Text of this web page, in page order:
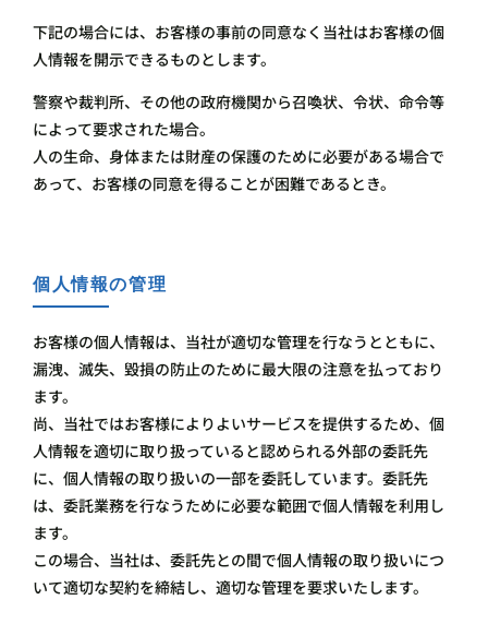
下記の場合には、お客様の事前の同意なく当社はお客様の個
人情報を開示できるものとします。
警察や裁判所、その他の政府機関から召喚状、令状、命令等
によって要求された場合。
人の生命、身体または財産の保護のために必要がある場合で
あって、お客様の同意を得ることが困難であるとき。
個人情報の管理
お客様の個人情報は、当社が適切な管理を行なうとともに、
漏洩、滅失、毀損の防止のために最大限の注意を払っており
ます。
尚、当社ではお客様によりよいサービスを提供するため、個
人情報を適切に取り扱っていると認められる外部の委託先
に、個人情報の取り扱いの一部を委託しています。委託先
は、委託業務を行なうために必要な範囲で個人情報を利用し
ます。
この場合、当社は、委託先との間で個人情報の取り扱いにつ
いて適切な契約を締結し、適切な管理を要求いたします。